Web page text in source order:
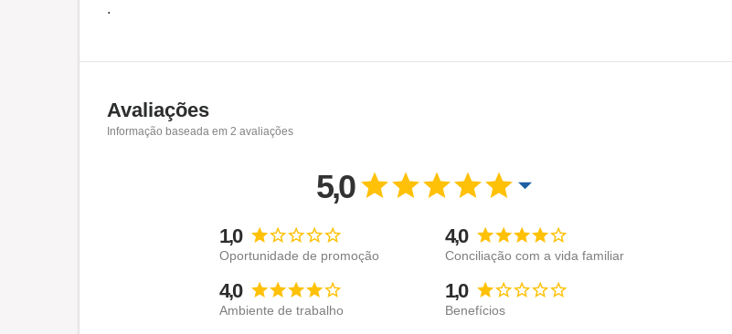
.
Avaliações
Informação baseada em 2 avaliações
5,0
1,0
Oportunidade de promoção
4,0
Conciliação com a vida familiar
4,0
Ambiente de trabalho
1,0
Benefícios